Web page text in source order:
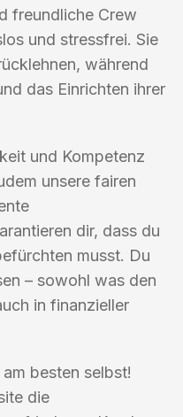
freundliche Crew
und stressfrei. Sie
während
das Einrichten ihrer
und Kompetenz
unsere fairen
dir, dass du
musst. Du
– sowohl was den
in finanzieller
besten selbst!
die